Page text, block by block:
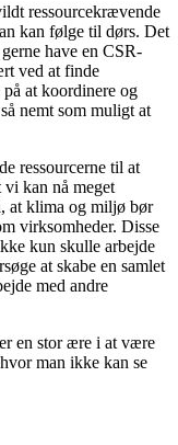
ressourcekrævende
kan følge til dørs. Det
have en CSR-
ved at finde
at koordinere og
nemt som muligt at
ressourcerne til at
kan nå meget
at klima og miljø bør
virksomheder. Disse
kun skulle arbejde
at skabe en samlet
med andre
en stor ære i at være
man ikke kan se